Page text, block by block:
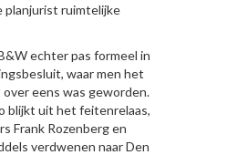
planjurist ruimtelijke
echter pas formeel in
waar men het
eens was geworden.
blijkt uit het feitenrelaas,
Frank Rozenberg en
verdwenen naar Den